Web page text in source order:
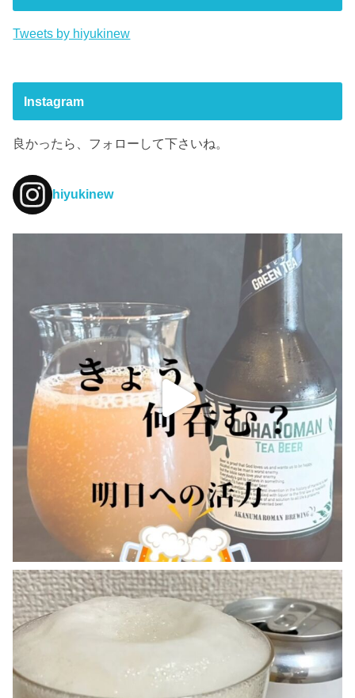
Tweets by hiyukinew
Instagram
良かったら、フォローして下さいね。
hiyukinew